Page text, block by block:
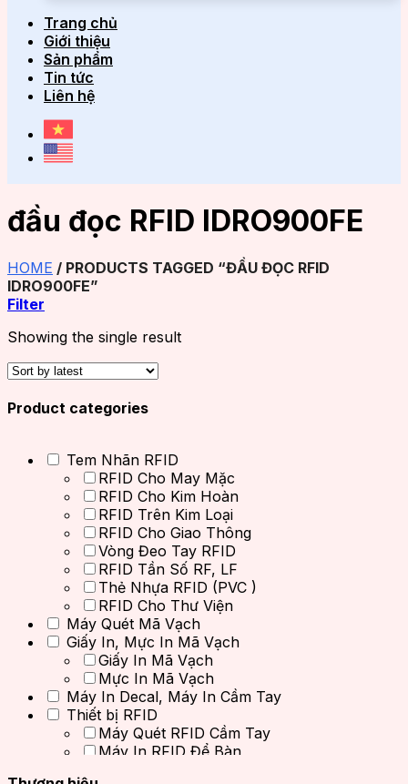
Trang chủ
Giới thiệu
Sản phẩm
Tin tức
Liên hệ
đầu đọc RFID IDRO900FE
HOME / PRODUCTS TAGGED “ĐẦU ĐỌC RFID
IDRO900FE”
Filter
Showing the single result
Product categories
Tem Nhãn RFID
RFID Cho May Mặc
RFID Cho Kim Hoàn
RFID Trên Kim Loại
RFID Cho Giao Thông
Vòng Đeo Tay RFID
RFID Tần Số RF, LF
Thẻ Nhựa RFID (PVC )
RFID Cho Thư Viện
Máy Quét Mã Vạch
Giấy In, Mực In Mã Vạch
Giấy In Mã Vạch
Mực In Mã Vạch
Máy In Decal, Máy In Cầm Tay
Thiết bị RFID
Máy Quét RFID Cầm Tay
Máy In RFID Để Bàn